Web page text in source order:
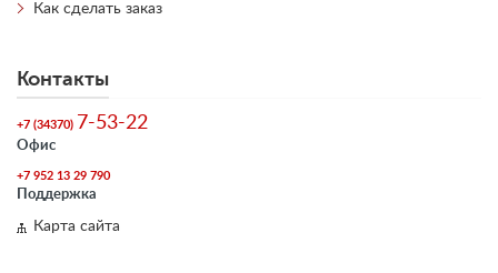
Как сделать заказ
Контакты
+7 (34370) 7-53-22
Офис
+7 952 13 29 790
Поддержка
Карта сайта